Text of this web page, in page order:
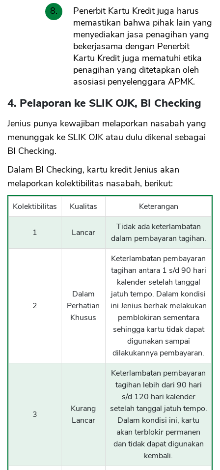
Penerbit Kartu Kredit juga harus
memastikan bahwa pihak lain yang
menyediakan jasa penagihan yang
bekerjasama dengan Penerbit
Kartu Kredit juga mematuhi etika
penagihan yang ditetapkan oleh
asosiasi penyelenggara APMK.
4. Pelaporan ke SLIK OJK, BI Checking
Jenius punya kewajiban melaporkan nasabah yang
menunggak ke SLIK OJK atau dulu dikenal sebagai
BI Checking.
Dalam BI Checking, kartu kredit Jenius akan
melaporkan kolektibilitas nasabah, berikut:
Kolektibilitas Kualitas Keterangan
1 Lancar
Tidak ada keterlambatan
dalam pembayaran tagihan.
2
Dalam
Perhatian
Khusus
Keterlambatan pembayaran
tagihan antara 1 s/d 90 hari
kalender setelah tanggal
jatuh tempo. Dalam kondisi
ini Jenius berhak melakukan
pemblokiran sementara
sehingga kartu tidak dapat
digunakan sampai
dilakukannya pembayaran.
3
Kurang
Lancar
Keterlambatan pembayaran
tagihan lebih dari 90 hari
s/d 120 hari kalender
setelah tanggal jatuh tempo.
Dalam kondisi ini, kartu
akan terblokir permanen
dan tidak dapat digunakan
kembali.